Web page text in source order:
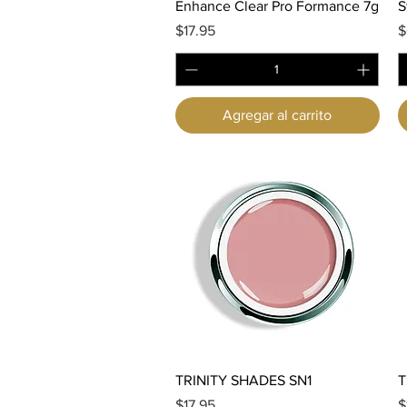
Vista rápida
Enhance Clear Pro Formance 7g
Precio
$17.95
Agregar al carrito
Vista rápida
TRINITY SHADES SN1
Precio